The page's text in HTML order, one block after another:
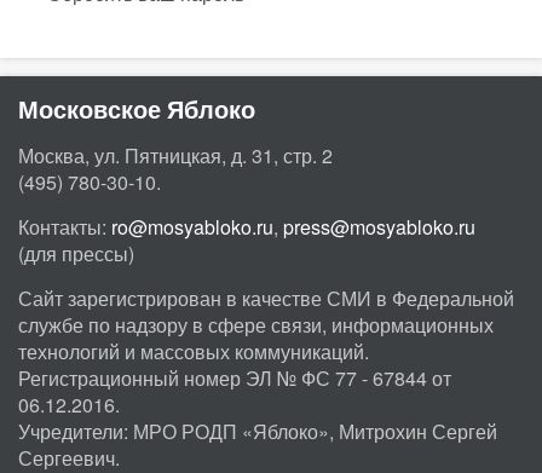
Московское Яблоко
Москва, ул. Пятницкая, д. 31, стр. 2
(495) 780-30-10.
Контакты: ro@mosyabloko.ru, press@mosyabloko.ru
(для прессы)
Сайт зарегистрирован в качестве СМИ в Федеральной
службе по надзору в сфере связи, информационных
технологий и массовых коммуникаций.
Регистрационный номер ЭЛ № ФС 77 - 67844 от
06.12.2016.
Учредители: МРО РОДП «Яблоко», Митрохин Сергей
Сергеевич.